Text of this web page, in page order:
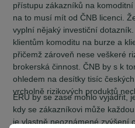
přístupu zákazníků na
na to musí mít od ČNB licenci.
vyplní nějaký investiční
klientům komoditu na burze a
přičemž zároveň nese veškeré
brokerská činnost. ČNB by s k
ohledem na desítky tisíc
vrcholně rizikových produktů
ERÚ by se zase mohlo vyjádřit,
kdy se zákazníkovi může
je vlastně neoznámené zvýšení